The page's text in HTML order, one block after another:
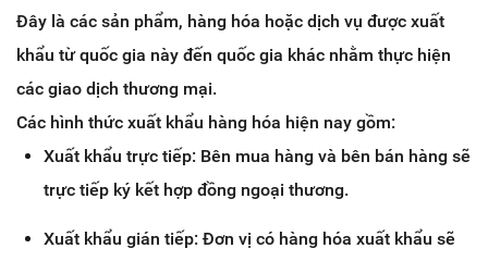
Đây là các sản phẩm, hàng hóa hoặc dịch vụ được xuất
khẩu từ quốc gia này đến quốc gia khác nhằm thực hiện
các giao dịch thương mại.
Các hình thức xuất khẩu hàng hóa hiện nay gồm:
Xuất khẩu trực tiếp: Bên mua hàng và bên bán hàng sẽ
trực tiếp ký kết hợp đồng ngoại thương.
Xuất khẩu gián tiếp: Đơn vị có hàng hóa xuất khẩu sẽ